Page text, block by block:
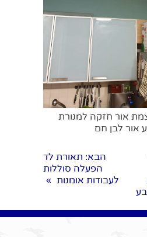
אור חזקה למנורת
לבן חם
הבא: תאורת לד
הפעלה סוללות
לעבודות אומנות »